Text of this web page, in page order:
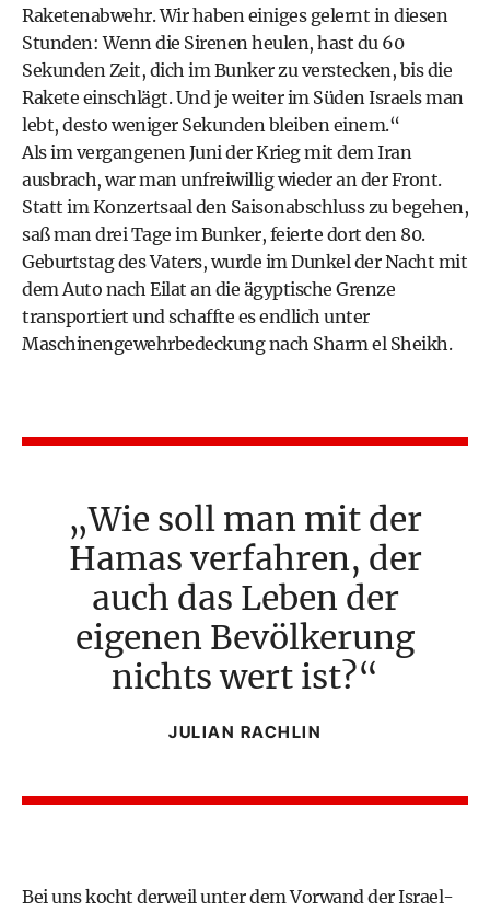
Raketenabwehr. Wir haben einiges gelernt in diesen
Stunden: Wenn die Sirenen heulen, hast du 60
Sekunden Zeit, dich im Bunker zu verstecken, bis die
Rakete einschlägt. Und je weiter im Süden Israels man
lebt, desto weniger Sekunden bleiben einem.“
Als im vergangenen Juni der Krieg mit dem Iran
ausbrach, war man unfreiwillig wieder an der Front.
Statt im Konzertsaal den Saisonabschluss zu begehen,
saß man drei Tage im Bunker, feierte dort den 80.
Geburtstag des Vaters, wurde im Dunkel der Nacht mit
dem Auto nach Eilat an die ägyptische Grenze
transportiert und schaffte es endlich unter
Maschinengewehrbedeckung nach Sharm el Sheikh.
Wie soll man mit der
Hamas verfahren, der
auch das Leben der
eigenen Bevölkerung
nichts wert ist?
JULIAN RACHLIN
Bei uns kocht derweil unter dem Vorwand der Israel-